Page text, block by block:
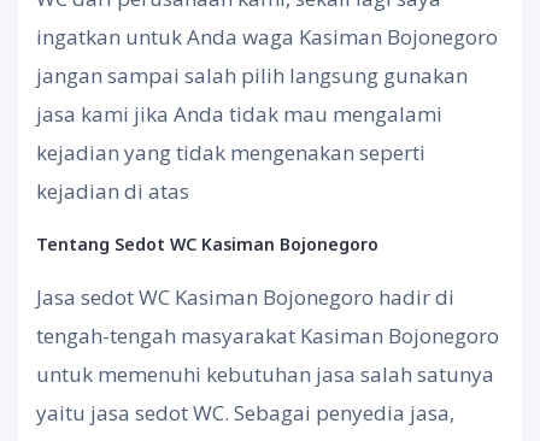
ingatkan untuk Anda waga Kasiman Bojonegoro
jangan sampai salah pilih langsung gunakan
jasa kami jika Anda tidak mau mengalami
kejadian yang tidak mengenakan seperti
kejadian di atas
Tentang Sedot WC Kasiman Bojonegoro
Jasa sedot WC Kasiman Bojonegoro hadir di
tengah-tengah masyarakat Kasiman Bojonegoro
untuk memenuhi kebutuhan jasa salah satunya
yaitu jasa sedot WC. Sebagai penyedia jasa,